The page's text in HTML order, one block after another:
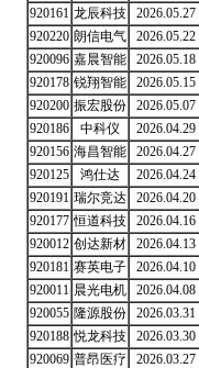
920161 龙辰科技 2026.05.27
920220 朗信电气 2026.05.22
920096 嘉晨智能 2026.05.18
920178 锐翔智能 2026.05.15
920200 振宏股份 2026.05.07
920186
中科仪 2026.04.29
920156 海昌智能 2026.04.27
920125
鸿仕达 2026.04.24
920191 瑞尔竞达 2026.04.20
920177 恒道科技 2026.04.16
920012 创达新材 2026.04.13
920181 赛英电子 2026.04.10
920011 晨光电机 2026.04.08
920055 隆源股份 2026.03.31
920188 悦龙科技 2026.03.30
920069 普昂医疗 2026.03.27